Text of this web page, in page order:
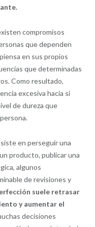
compromisos
que dependen
en sus propios
que determinadas
Como resultado,
excesiva hacia sí
de dureza que
en perseguir una
producto, publicar una
algunos
de revisiones y
suele retrasar
y aumentar el
decisiones